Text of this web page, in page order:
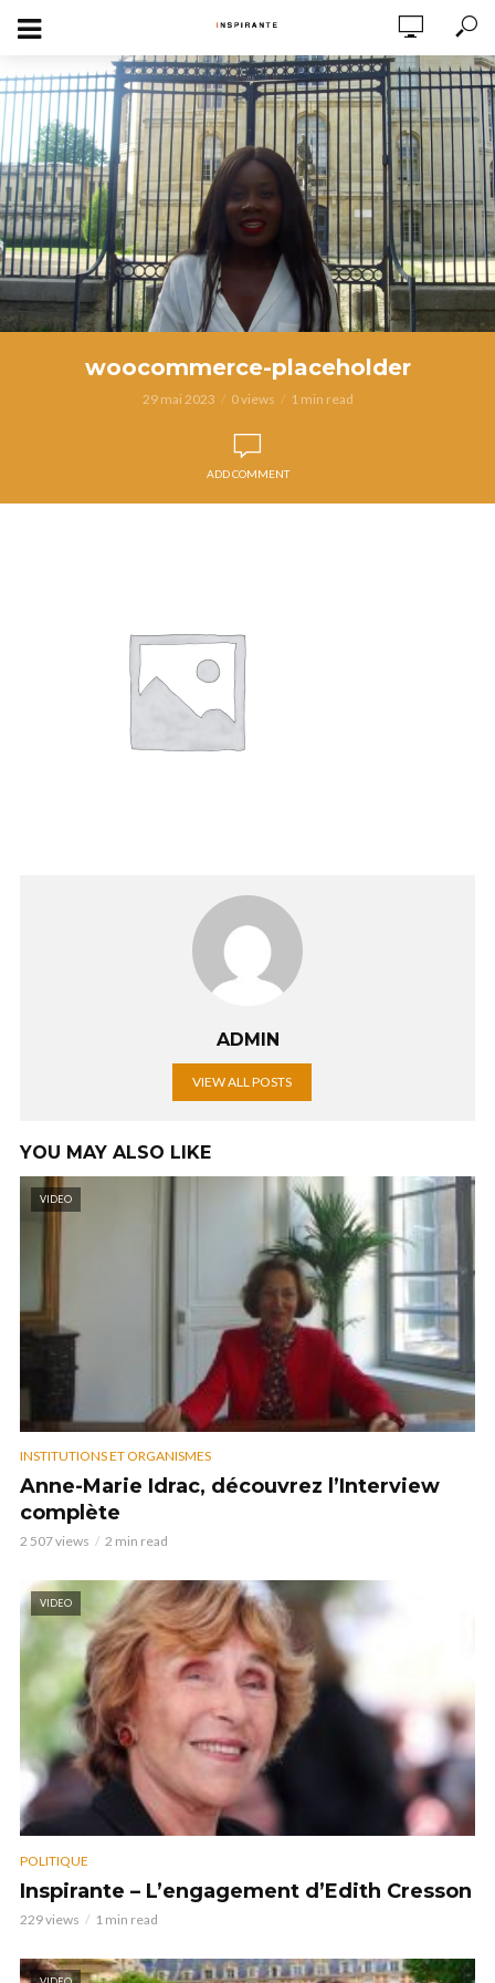
woocommerce-placeholder
29 mai 2023 0 views 1 min read
ADD COMMENT
ADMIN
VIEW ALL POSTS
YOU MAY ALSO LIKE
VIDEO
INSTITUTIONS ET ORGANISMES
Anne-Marie Idrac, découvrez l’Interview
complète
2 507 views 2 min read
VIDEO
POLITIQUE
Inspirante – L’engagement d’Edith Cresson
229 views 1 min read